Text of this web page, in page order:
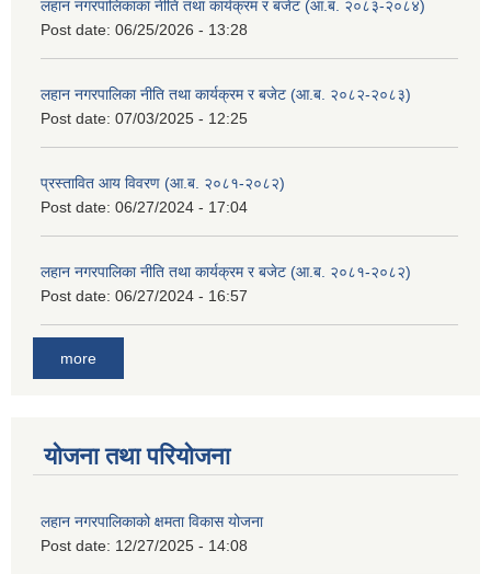
लहान नगरपालिकाका नीति तथा कार्यक्रम र बजेट (आ.ब. २०८३-२०८४)
Post date: 06/25/2026 - 13:28
लहान नगरपालिका नीति तथा कार्यक्रम र बजेट (आ.ब. २०८२-२०८३)
Post date: 07/03/2025 - 12:25
प्रस्तावित आय विवरण (आ.ब. २०८१-२०८२)
Post date: 06/27/2024 - 17:04
लहान नगरपालिका नीति तथा कार्यक्रम र बजेट (आ.ब. २०८१-२०८२)
Post date: 06/27/2024 - 16:57
more
योजना तथा परियोजना
लहान नगरपालिकाको क्षमता विकास योजना
Post date: 12/27/2025 - 14:08